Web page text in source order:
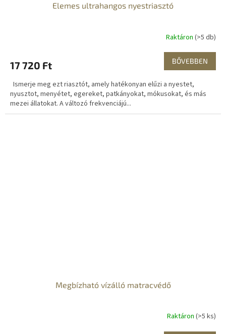
Elemes ultrahangos nyestriasztó
Raktáron (>5 db)
17 720 Ft BŐVEBBEN
Ismerje meg ezt riasztót, amely hatékonyan elűzi a nyestet,
nyusztot, menyétet, egereket, patkányokat, mókusokat, és más
mezei állatokat. A változó frekvenciájú...
Megbízható vízálló matracvédő
Raktáron (>5 ks)